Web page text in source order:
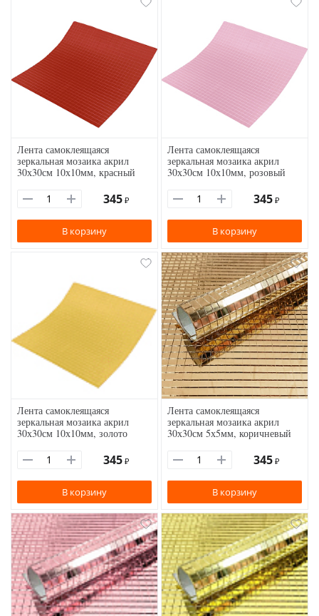
Лента самоклеящаяся
зеркальная мозаика акрил
30х30см 10х10мм, красный
345 ₽
В корзину
Лента самоклеящаяся
зеркальная мозаика акрил
30х30см 10х10мм, розовый
345 ₽
В корзину
Лента самоклеящаяся
зеркальная мозаика акрил
30х30см 10х10мм, золото
345 ₽
В корзину
Лента самоклеящаяся
зеркальная мозаика акрил
30х30см 5х5мм, коричневый
345 ₽
В корзину